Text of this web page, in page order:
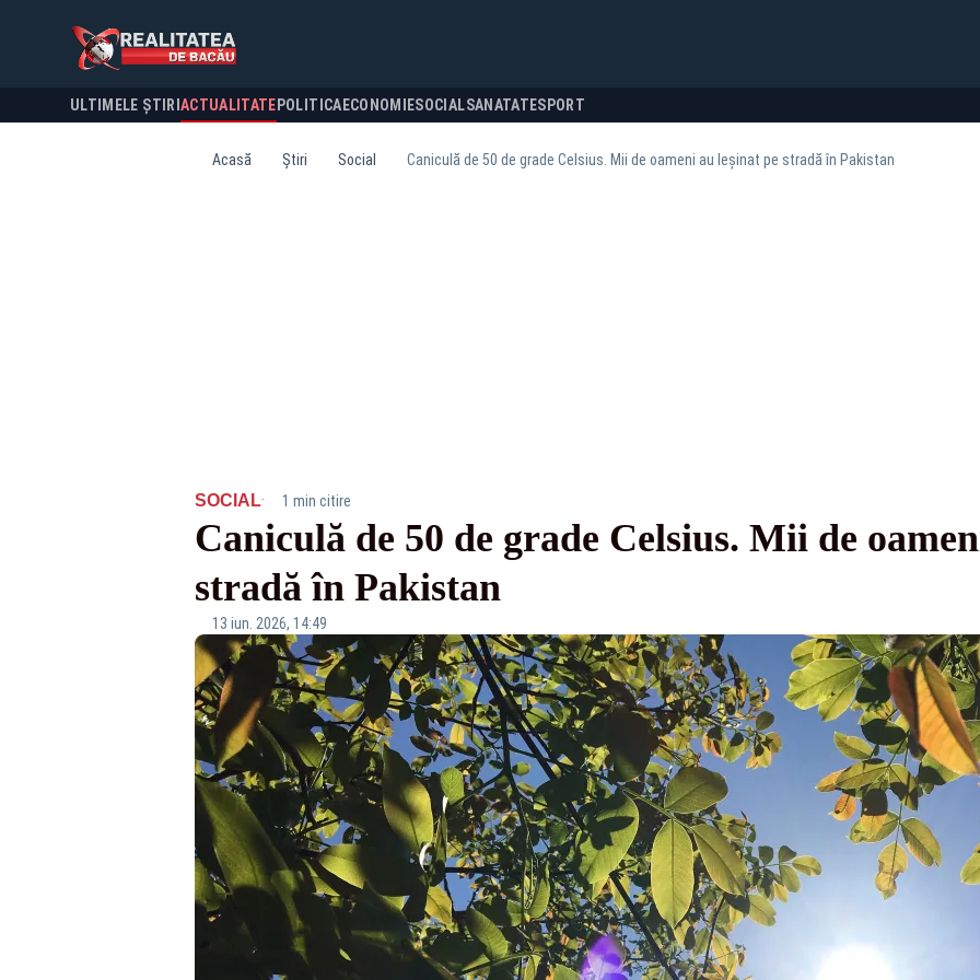
ULTIMELE ȘTIRI ACTUALITATE POLITICA ECONOMIESOCIALSANATATESPORT
Acasă Știri Social Caniculă de 50 de grade Celsius. Mii de oameni au leșinat pe stradă în Pakistan
SOCIAL· 1 min citire
Caniculă de 50 de grade Celsius. Mii de
stradă în Pakistan
13 iun. 2026, 14:49